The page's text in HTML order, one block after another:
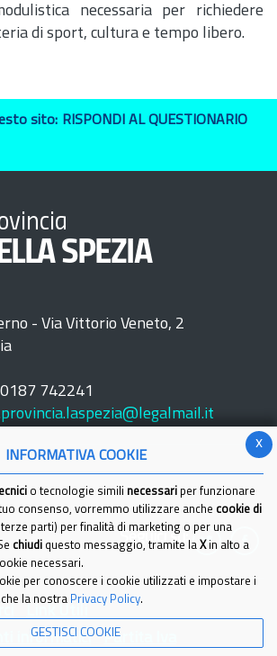
necessaria per richiedere
di sport, cultura e tempo libero.
sito: RISPONDI AL QUESTIONARIO
SPEZIA
- Via Vittorio Veneto, 2
742241
Seguici su:
informatici
Partita Iva
x
INFORMATIVA COOKIE
o tecnologie simili necessari per funzionare
consenso, vorremmo utilizzare anche cookie di
terze parti) per finalità di marketing o per una
chiudi questo messaggio, tramite la Xin alto a
necessari.
per conoscere i cookie utilizzati e impostare i
la nostra Privacy Policy.
GESTISCI COOKIE